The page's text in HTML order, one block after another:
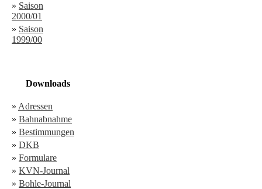
» Saison
2000/01
» Saison
1999/00
Downloads
» Adressen
» Bahnabnahme
» Bestimmungen
» DKB
» Formulare
» KVN-Journal
» Bohle-Journal